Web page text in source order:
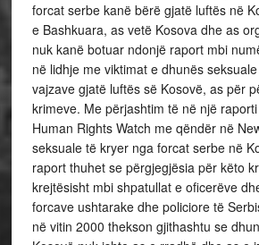
forcat serbe kanë bërë gjatë luftës në
e Bashkuara, as vetë Kosova dhe as
nuk kanë botuar ndonjë raport mbi
në lidhje me viktimat e dhunës
vajzave gjatë luftës së Kosovë, as për
krimeve. Me përjashtim të në një
Human Rights Watch me qëndër në
seksuale të kryer nga forcat serbe në
raport thuhet se përgjegjësia për këto
krejtësisht mbi shpatullat e oficerëve
forcave ushtarake dhe policiore të
në vitin 2000 thekson gjithashtu se